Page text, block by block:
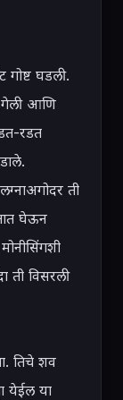
घडली.
गेली आणि
रडत
ती
घेऊन
ती विसरली
तिचे शव
येईल या